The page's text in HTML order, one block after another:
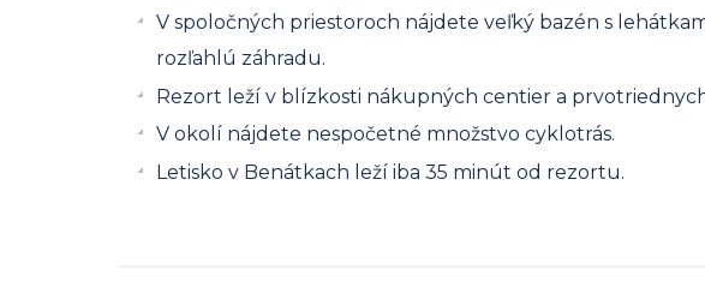
V spoločných priestoroch nájdete veľký bazén s
rozľahlú záhradu.
Rezort leží v blízkosti nákupných centier a
V okolí nájdete nespočetné množstvo cyklotrás.
Letisko v Benátkach leží iba 35 minút od rezortu.